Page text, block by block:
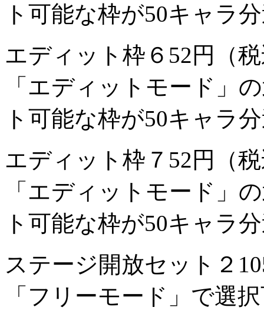
ト可能な枠が50キャラ
エディット枠６ 52円（
「エディットモード」
ト可能な枠が50キャラ
エディット枠７ 52円（
「エディットモード」
ト可能な枠が50キャラ
ステージ開放セット２
「フリーモード」で選